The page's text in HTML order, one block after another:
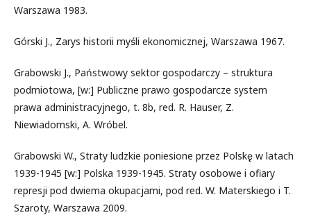
Warszawa 1983.
Górski J., Zarys historii myśli ekonomicznej, Warszawa 1967.
Grabowski J., Państwowy sektor gospodarczy – struktura
podmiotowa, [w:] Publiczne prawo gospodarcze system
prawa administracyjnego, t. 8b, red. R. Hauser, Z.
Niewiadomski, A. Wróbel.
Grabowski W., Straty ludzkie poniesione przez Polskę̨ w latach
1939-1945 [w:] Polska 1939-1945. Straty osobowe i ofiary
represji pod dwiema okupacjami, pod red. W. Materskiego i T.
Szaroty, Warszawa 2009.